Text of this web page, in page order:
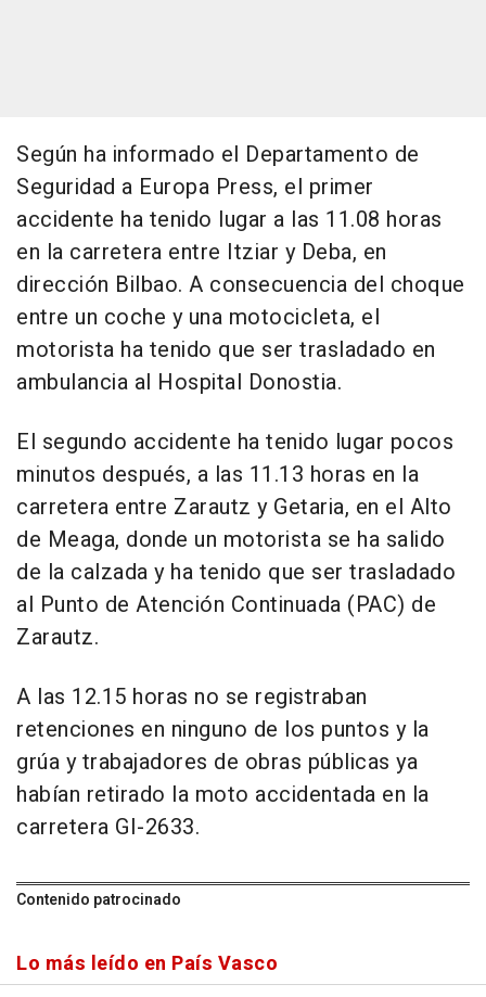
Según ha informado el Departamento de
Seguridad a Europa Press, el primer
accidente ha tenido lugar a las 11.08 horas
en la carretera entre Itziar y Deba, en
dirección Bilbao. A consecuencia del choque
entre un coche y una motocicleta, el
motorista ha tenido que ser trasladado en
ambulancia al Hospital Donostia.
El segundo accidente ha tenido lugar pocos
minutos después, a las 11.13 horas en la
carretera entre Zarautz y Getaria, en el Alto
de Meaga, donde un motorista se ha salido
de la calzada y ha tenido que ser trasladado
al Punto de Atención Continuada (PAC) de
Zarautz.
A las 12.15 horas no se registraban
retenciones en ninguno de los puntos y la
grúa y trabajadores de obras públicas ya
habían retirado la moto accidentada en la
carretera GI-2633.
Contenido patrocinado
Lo más leído en País Vasco